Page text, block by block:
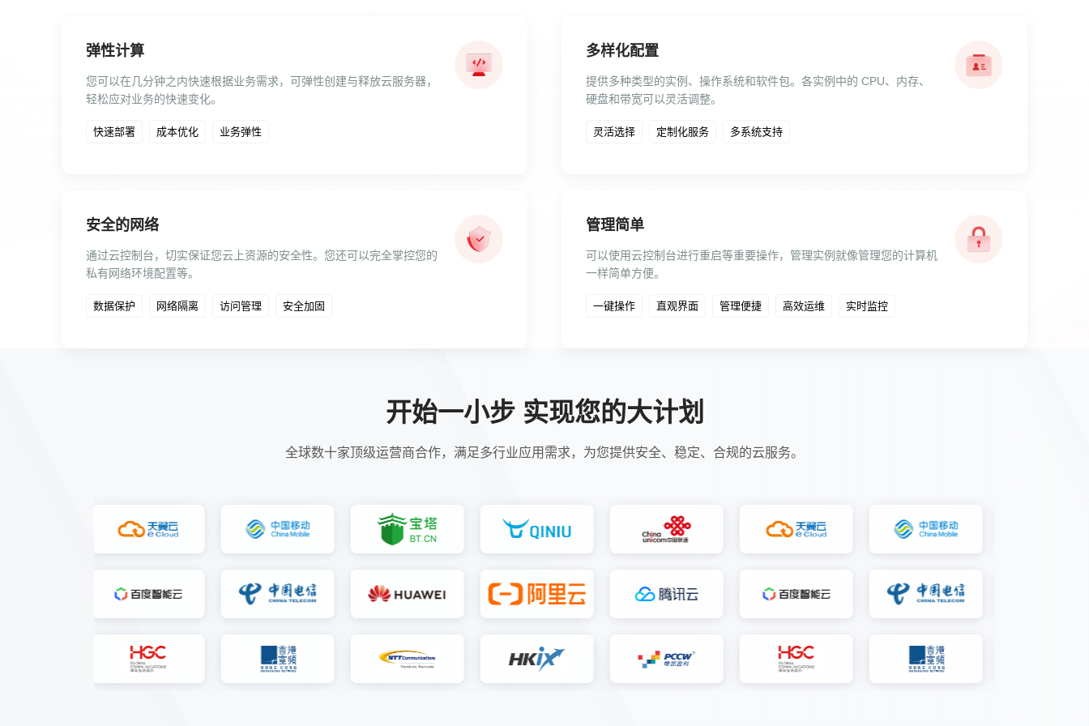
弹性计算
您可以在几分钟之内快速根据业务需求，可弹性创建与释放云服务器，
轻松应对业务的快速变化。
快速部署 成本优化 业务弹性
多样化配置
提供多种类型的实例、操作系统和软件包。各实例中的 CPU、内存、
硬盘和带宽可以灵活调整。
灵活选择 定制化服务 多系统支持
安全的网络
通过云控制台，切实保证您云上资源的安全性。您还可以完全掌控您的
私有网络环境配置等。
数据保护 网络隔离 访问管理 安全加固
管理简单
可以使用云控制台进行重启等重要操作，管理实例就像管理您的计算机
一样简单方便。
一键操作 直观界面 管理便捷 高效运维 实时监控
开始一小步 实现您的大计划
全球数十家顶级运营商合作，满足多行业应用需求，为您提供安全、稳定、合规的云服务。